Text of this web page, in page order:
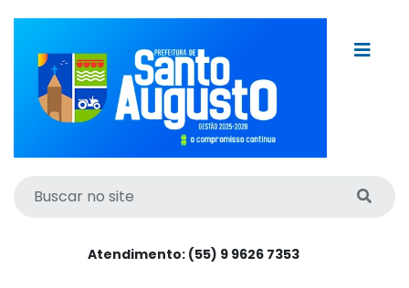
Atendimento: (55) 9 9626 7353